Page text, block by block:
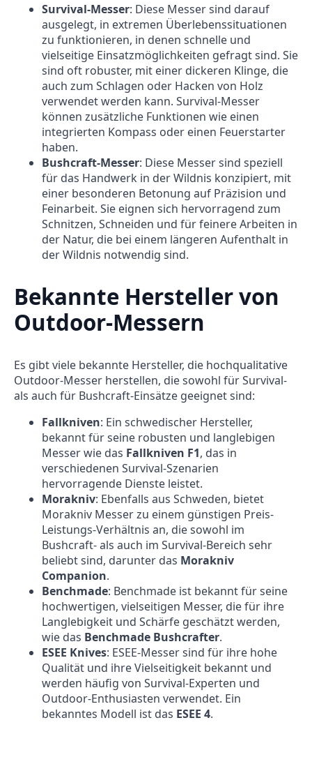
Survival-Messer: Diese Messer sind darauf
ausgelegt, in extremen Überlebenssituationen
zu funktionieren, in denen schnelle und
vielseitige Einsatzmöglichkeiten gefragt sind. Sie
sind oft robuster, mit einer dickeren Klinge, die
auch zum Schlagen oder Hacken von Holz
verwendet werden kann. Survival-Messer
können zusätzliche Funktionen wie einen
integrierten Kompass oder einen Feuerstarter
haben.
Bushcraft-Messer: Diese Messer sind speziell
für das Handwerk in der Wildnis konzipiert, mit
einer besonderen Betonung auf Präzision und
Feinarbeit. Sie eignen sich hervorragend zum
Schnitzen, Schneiden und für feinere Arbeiten in
der Natur, die bei einem längeren Aufenthalt in
der Wildnis notwendig sind.
Bekannte Hersteller von
Outdoor-Messern
Es gibt viele bekannte Hersteller, die hochqualitative
Outdoor-Messer herstellen, die sowohl für Survival-
als auch für Bushcraft-Einsätze geeignet sind:
Fallkniven: Ein schwedischer Hersteller,
bekannt für seine robusten und langlebigen
Messer wie das Fallkniven F1, das in
verschiedenen Survival-Szenarien
hervorragende Dienste leistet.
Morakniv: Ebenfalls aus Schweden, bietet
Morakniv Messer zu einem günstigen Preis-
Leistungs-Verhältnis an, die sowohl im
Bushcraft- als auch im Survival-Bereich sehr
beliebt sind, darunter das Morakniv
Companion.
Benchmade: Benchmade ist bekannt für seine
hochwertigen, vielseitigen Messer, die für ihre
Langlebigkeit und Schärfe geschätzt werden,
wie das Benchmade Bushcrafter.
ESEE Knives: ESEE-Messer sind für ihre hohe
Qualität und ihre Vielseitigkeit bekannt und
werden häufig von Survival-Experten und
Outdoor-Enthusiasten verwendet. Ein
bekanntes Modell ist das ESEE 4.